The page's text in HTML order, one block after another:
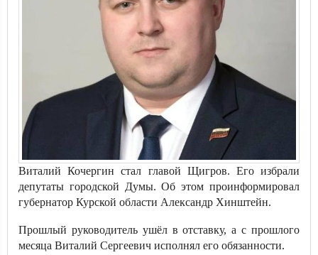
Виталий Кочергин стал главой Щигров. Его избрали
депутаты городской Думы. Об этом проинформировал
губернатор Курской области Александр Хинштейн.
Прошлый руководитель ушёл в отставку, а с прошлого
месяца Виталий Сергеевич исполнял его обязанности.